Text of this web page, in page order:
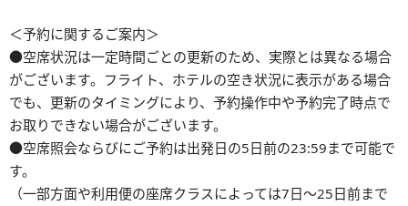
＜予約に関するご案内＞
●空席状況は一定時間ごとの更新のため、実際とは異なる場合
がございます。フライト、ホテルの空き状況に表示がある場合
でも、更新のタイミングにより、予約操作中や予約完了時点で
お取りできない場合がございます。
●空席照会ならびにご予約は出発日の5日前の23:59まで可能で
す。
（一部方面や利用便の座席クラスによっては7日～25日前まで